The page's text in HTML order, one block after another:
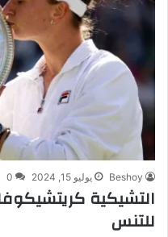
Beshoy يوليو 15, 2024 0
التشيكية
للتنس